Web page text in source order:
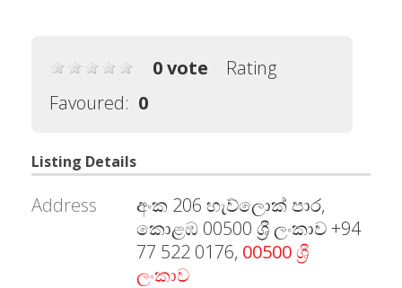
Rating
0 vote
Favoured: 0
Listing Details
Address
අංක 206 හැව්ලොක් පාර,
කොළඹ 00500 ශ්‍රී ලංකාව +94
77 522 0176, 00500 ශ්‍රී
ලංකාව